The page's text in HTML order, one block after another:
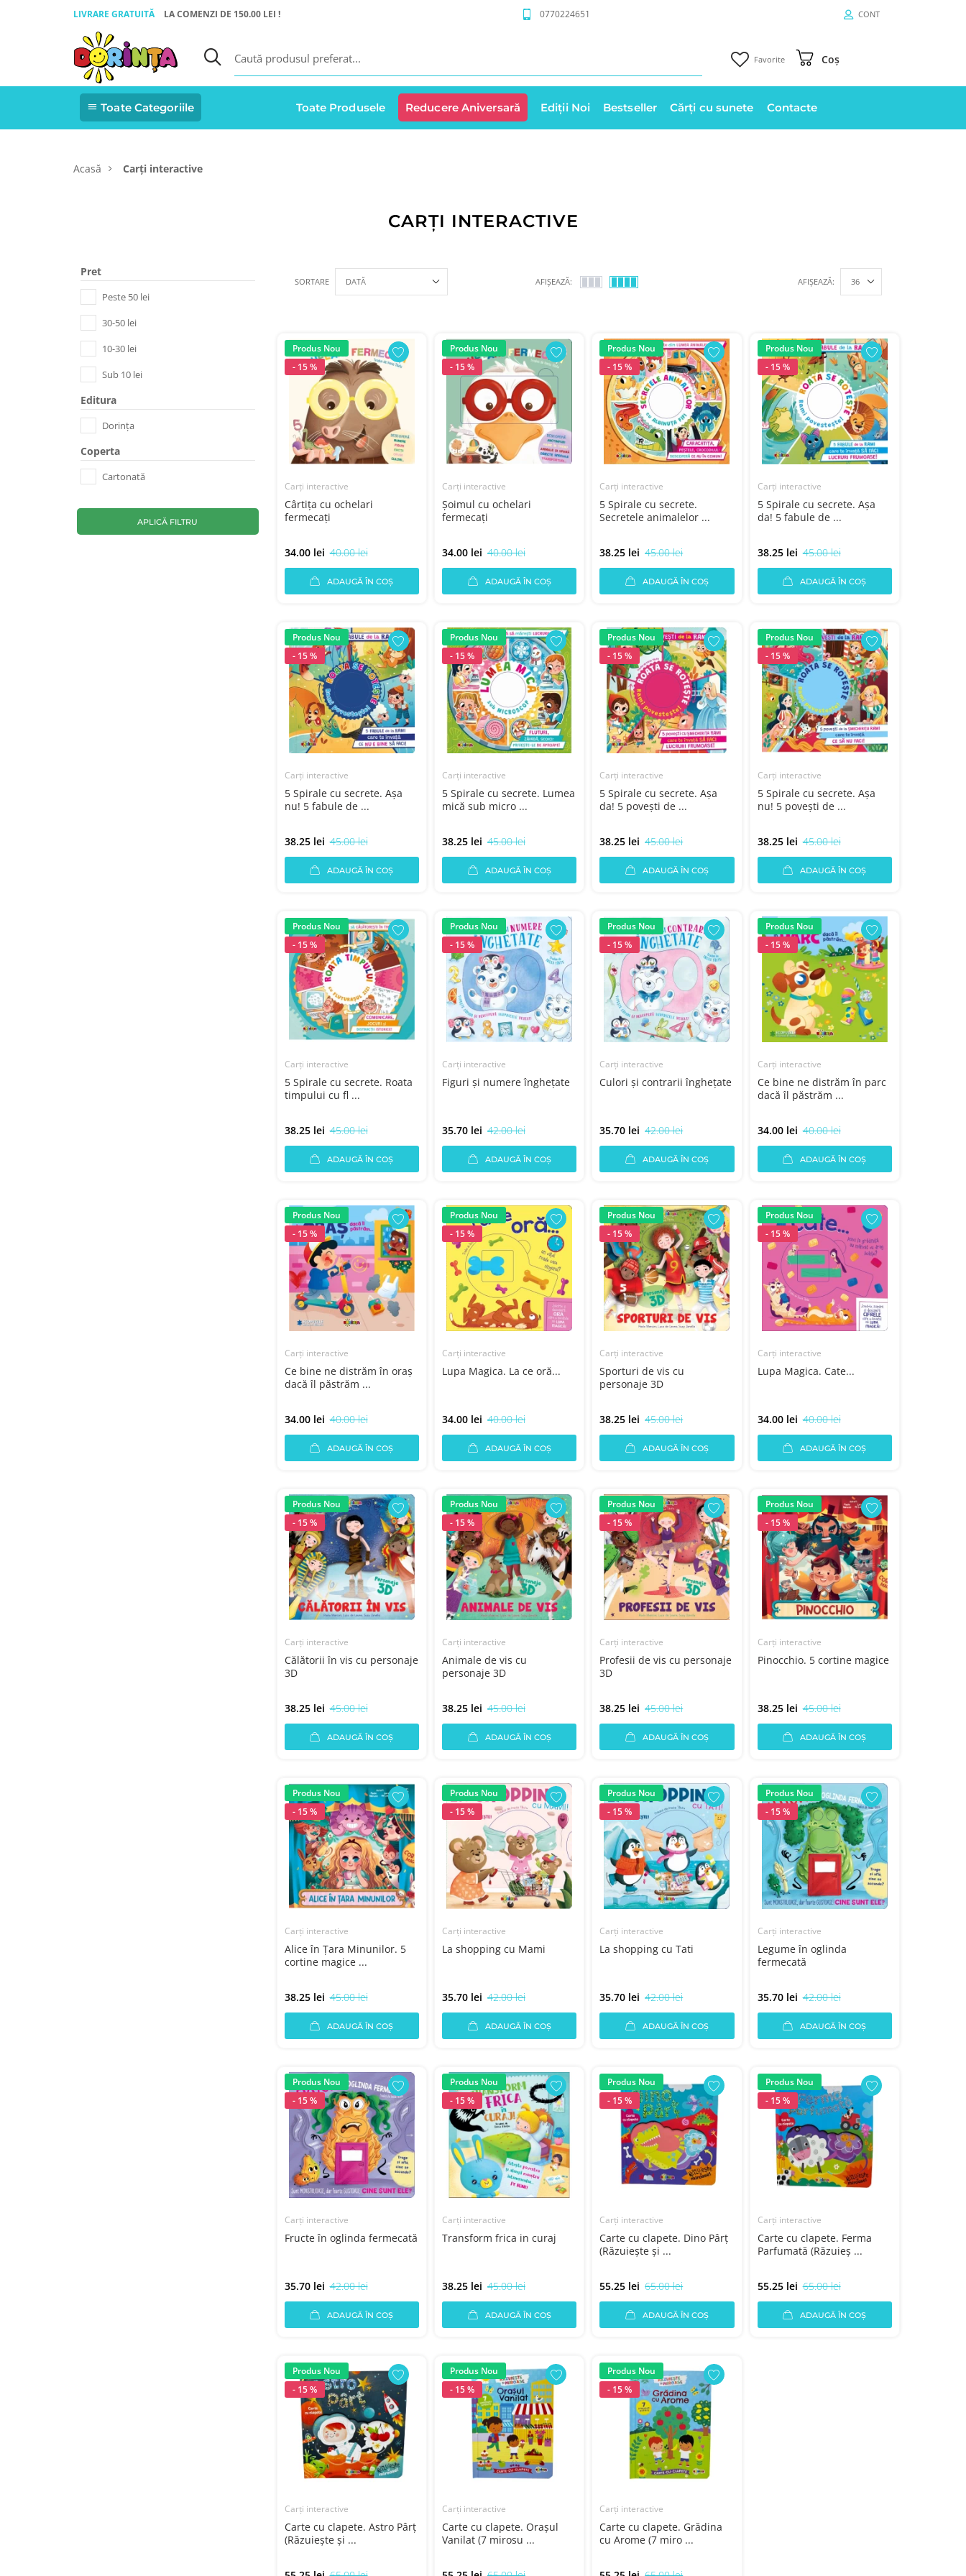
LIVRARE GRATUITĂ LA COMENZI DE 150.00 LEI ! 0770224651 CONT
Favorite Coș
Toate Categoriile Toate Produsele Reducere Aniversară Ediții Noi Bestseller Cărți cu sunete Contacte
Acasă Carți interactive
CARȚI INTERACTIVE
Pret
Peste 50 lei
30-50 lei
10-30 lei
Sub 10 lei
Editura
Dorința
Coperta
Cartonată
APLICĂ FILTRU
SORTARE AFIȘEAZĂ: AFIȘEAZĂ:
Produs Nou
- 15 %
Carți interactive
Cârtița cu ochelari
fermecați
34.00 lei 40.00 lei
ADAUGĂ ÎN COȘ
Produs Nou
- 15 %
Carți interactive
Şoimul cu ochelari
fermecaţi
34.00 lei 40.00 lei
ADAUGĂ ÎN COȘ
Produs Nou
- 15 %
Carți interactive
5 Spirale cu secrete.
Secretele animalelor ...
38.25 lei 45.00 lei
ADAUGĂ ÎN COȘ
Produs Nou
- 15 %
Carți interactive
5 Spirale cu secrete. Aşa
da! 5 fabule de ...
38.25 lei 45.00 lei
ADAUGĂ ÎN COȘ
Produs Nou
- 15 %
Carți interactive
5 Spirale cu secrete. Aşa
nu! 5 fabule de ...
38.25 lei 45.00 lei
ADAUGĂ ÎN COȘ
Produs Nou
- 15 %
Carți interactive
5 Spirale cu secrete. Lumea
mică sub micro ...
38.25 lei 45.00 lei
ADAUGĂ ÎN COȘ
Produs Nou
- 15 %
Carți interactive
5 Spirale cu secrete. Aşa
da! 5 poveşti de ...
38.25 lei 45.00 lei
ADAUGĂ ÎN COȘ
Produs Nou
- 15 %
Carți interactive
5 Spirale cu secrete. Aşa
nu! 5 poveşti de ...
38.25 lei 45.00 lei
ADAUGĂ ÎN COȘ
Produs Nou
- 15 %
Carți interactive
5 Spirale cu secrete. Roata
timpului cu fl ...
38.25 lei 45.00 lei
ADAUGĂ ÎN COȘ
Produs Nou
- 15 %
Carți interactive
Figuri şi numere îngheţate
35.70 lei 42.00 lei
ADAUGĂ ÎN COȘ
Produs Nou
- 15 %
Carți interactive
Culori şi contrarii îngheţate
35.70 lei 42.00 lei
ADAUGĂ ÎN COȘ
Produs Nou
- 15 %
Carți interactive
Ce bine ne distrăm în parc
dacă îl păstrăm ...
34.00 lei 40.00 lei
ADAUGĂ ÎN COȘ
Produs Nou
- 15 %
Carți interactive
Ce bine ne distrăm în oraş
dacă îl păstrăm ...
34.00 lei 40.00 lei
ADAUGĂ ÎN COȘ
Produs Nou
- 15 %
Carți interactive
Lupa Magica. La ce oră...
34.00 lei 40.00 lei
ADAUGĂ ÎN COȘ
Produs Nou
- 15 %
Carți interactive
Sporturi de vis cu
personaje 3D
38.25 lei 45.00 lei
ADAUGĂ ÎN COȘ
Produs Nou
- 15 %
Carți interactive
Lupa Magica. Cate...
34.00 lei 40.00 lei
ADAUGĂ ÎN COȘ
Produs Nou
- 15 %
Carți interactive
Călătorii în vis cu personaje
3D
38.25 lei 45.00 lei
ADAUGĂ ÎN COȘ
Produs Nou
- 15 %
Carți interactive
Animale de vis cu
personaje 3D
38.25 lei 45.00 lei
ADAUGĂ ÎN COȘ
Produs Nou
- 15 %
Carți interactive
Profesii de vis cu personaje
3D
38.25 lei 45.00 lei
ADAUGĂ ÎN COȘ
Produs Nou
- 15 %
Carți interactive
Pinocchio. 5 cortine magice
38.25 lei 45.00 lei
ADAUGĂ ÎN COȘ
Produs Nou
- 15 %
Carți interactive
Alice în Ţara Minunilor. 5
cortine magice ...
38.25 lei 45.00 lei
ADAUGĂ ÎN COȘ
Produs Nou
- 15 %
Carți interactive
La shopping cu Mami
35.70 lei 42.00 lei
ADAUGĂ ÎN COȘ
Produs Nou
- 15 %
Carți interactive
La shopping cu Tati
35.70 lei 42.00 lei
ADAUGĂ ÎN COȘ
Produs Nou
- 15 %
Carți interactive
Legume în oglinda
fermecată
35.70 lei 42.00 lei
ADAUGĂ ÎN COȘ
Produs Nou
- 15 %
Carți interactive
Fructe în oglinda fermecată
35.70 lei 42.00 lei
ADAUGĂ ÎN COȘ
Produs Nou
- 15 %
Carți interactive
Transform frica in curaj
38.25 lei 45.00 lei
ADAUGĂ ÎN COȘ
Produs Nou
- 15 %
Carți interactive
Carte cu clapete. Dino Pârţ
(Răzuieşte şi ...
55.25 lei 65.00 lei
ADAUGĂ ÎN COȘ
Produs Nou
- 15 %
Carți interactive
Carte cu clapete. Ferma
Parfumată (Răzuieş ...
55.25 lei 65.00 lei
ADAUGĂ ÎN COȘ
Produs Nou
- 15 %
Carți interactive
Carte cu clapete. Astro Pârţ
(Răzuieşte şi ...
Produs Nou
- 15 %
Carți interactive
Carte cu clapete. Oraşul
Vanilat (7 mirosu ...
Produs Nou
- 15 %
Carți interactive
Carte cu clapete. Grădina
cu Arome (7 miro ...